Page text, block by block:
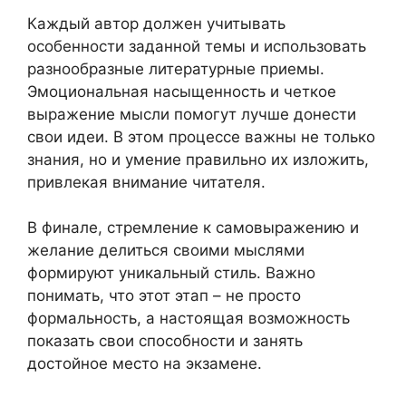
Каждый автор должен учитывать
особенности заданной темы и использовать
разнообразные литературные приемы.
Эмоциональная насыщенность и четкое
выражение мысли помогут лучше донести
свои идеи. В этом процессе важны не только
знания, но и умение правильно их изложить,
привлекая внимание читателя.
В финале, стремление к самовыражению и
желание делиться своими мыслями
формируют уникальный стиль. Важно
понимать, что этот этап – не просто
формальность, а настоящая возможность
показать свои способности и занять
достойное место на экзамене.